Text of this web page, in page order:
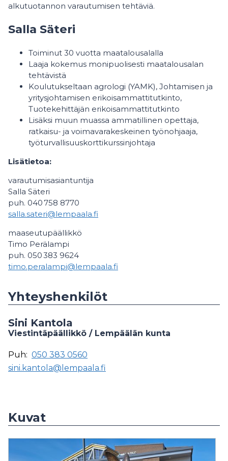
alkutuotannon varautumisen tehtäviä.
Salla Säteri
Toiminut 30 vuotta maatalousalalla
Laaja kokemus monipuolisesti maatalousalan
tehtävistä
Koulutukseltaan agrologi (YAMK), Johtamisen ja
yritysjohtamisen erikoisammattitutkinto,
Tuotekehittäjän erikoisammattitutkinto
Lisäksi muun muassa ammatillinen opettaja,
ratkaisu- ja voimavarakeskeinen työnohjaaja,
työturvallisuuskorttikurssinjohtaja
Lisätietoa:
varautumisasiantuntija
Salla Säteri
puh. 040 758 8770
salla.sateri@lempaala.fi
maaseutupäällikkö
Timo Perälampi
puh. 050 383 9624
timo.peralampi@lempaala.fi
Yhteyshenkilöt
Sini Kantola
Viestintäpäällikkö / Lempäälän kunta
Puh: 050 383 0560
sini.kantola@lempaala.fi
Kuvat